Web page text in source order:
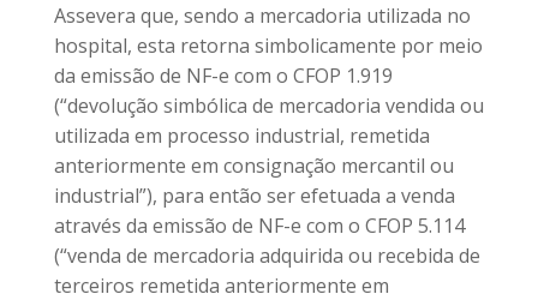
Assevera que, sendo a mercadoria utilizada no
hospital, esta retorna simbolicamente por meio
da emissão de NF-e com o CFOP 1.919
(“devolução simbólica de mercadoria vendida ou
utilizada em processo industrial, remetida
anteriormente em consignação mercantil ou
industrial”), para então ser efetuada a venda
através da emissão de NF-e com o CFOP 5.114
(“venda de mercadoria adquirida ou recebida de
terceiros remetida anteriormente em